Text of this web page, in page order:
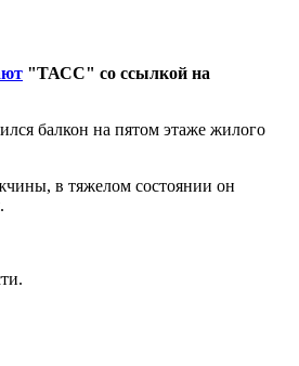
"ТАСС" со ссылкой на
балкон на пятом этаже жилого
в тяжелом состоянии он